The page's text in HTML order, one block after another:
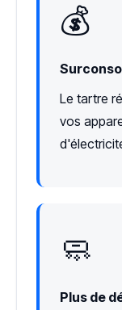
💰
Le tartre
vos
🧼
Plus de